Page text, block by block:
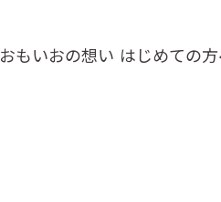
おもいおの想い はじめての